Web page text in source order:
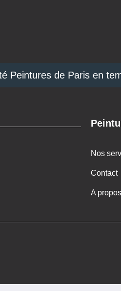
Peintures de Paris en
Nos
Contact
A